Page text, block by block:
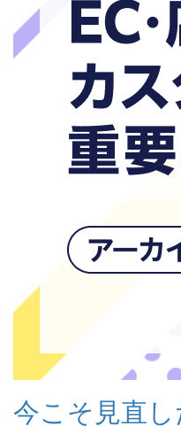
今こそ見直